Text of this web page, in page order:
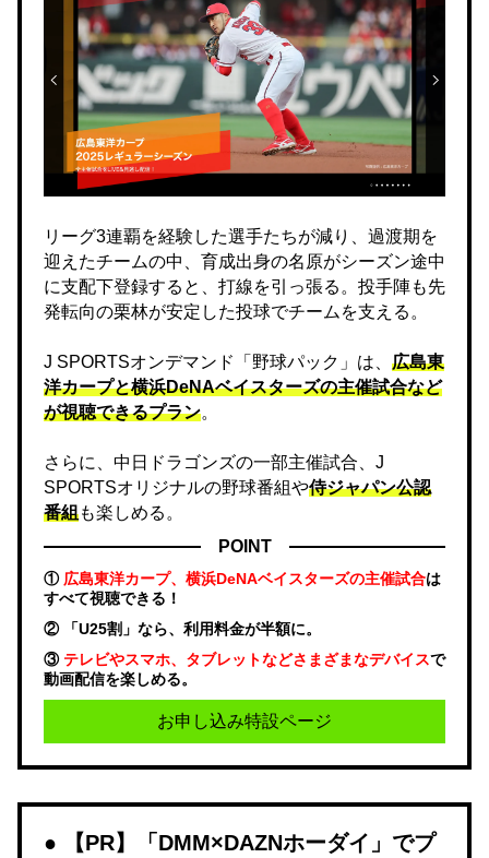
リーグ3連覇を経験した選手たちが減り、過渡期を
迎えたチームの中、育成出身の名原がシーズン途中
に支配下登録すると、打線を引っ張る。投手陣も先
発転向の栗林が安定した投球でチームを支える。
J SPORTSオンデマンド「野球パック」は、 広島東
洋カープと横浜DeNAベイスターズの主催試合など
が視聴できるプラン。
さらに、中日ドラゴンズの一部主催試合、J
SPORTSオリジナルの野球番組や侍ジャパン公認
番組も楽しめる。
POINT
① 広島東洋カープ、横浜DeNAベイスターズの主催試合は
すべて視聴できる！
② 「U25割」なら、利用料金が半額に。
③ テレビやスマホ、タブレットなどさまざまなデバイスで
動画配信を楽しめる。
お申し込み特設ページ
【PR】「DMM×DAZNホーダイ」でプ